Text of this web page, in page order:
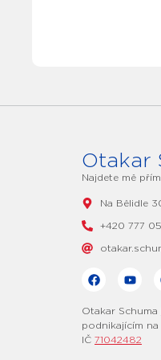
Otakar
Najdete mě
Na Bělidle
+420 777
Otakar
podnikajícím
IČ 71042482